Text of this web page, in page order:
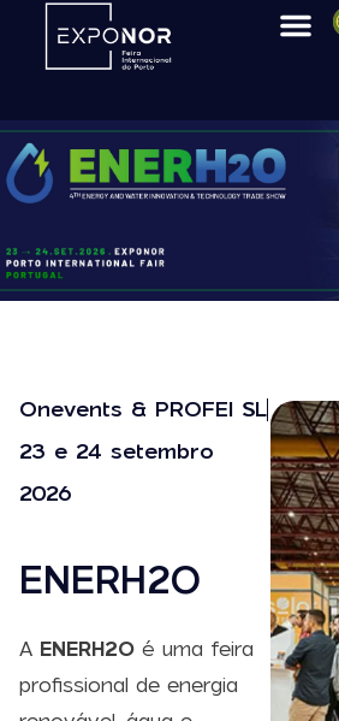
Onevents & PROFEI SL
23 e 24 setembro
2026
ENERH2O
A ENERH2O é uma feira
profissional de energia